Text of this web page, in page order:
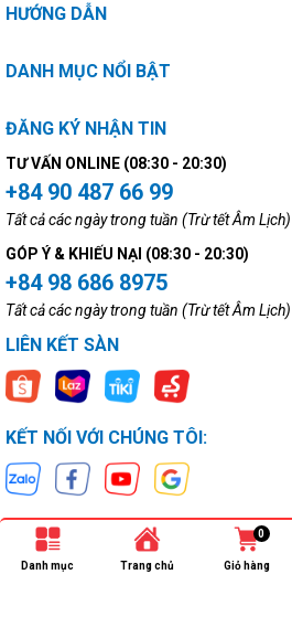
HƯỚNG DẪN
DANH MỤC NỔI BẬT
ĐĂNG KÝ NHẬN TIN
TƯ VẤN ONLINE (08:30 - 20:30)
+84 90 487 66 99
Tất cả các ngày trong tuần (Trừ tết Âm Lịch)
GÓP Ý & KHIẾU NẠI (08:30 - 20:30)
+84 98 686 8975
Tất cả các ngày trong tuần (Trừ tết Âm Lịch)
LIÊN KẾT SÀN
KẾT NỐI VỚI CHÚNG TÔI:
Bản quyền thuộc vềNgọc
Danh mục Trang chủ Giỏ hàng
0